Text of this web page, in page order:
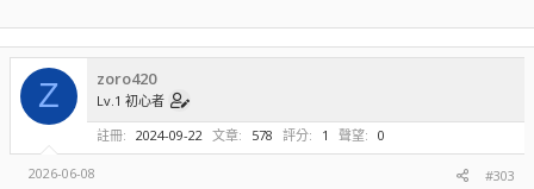
Z zoro420
Lv.1 初心者
註冊
2024-09-22 文章 578 評分 1 聲望 0
2026-06-08 #303